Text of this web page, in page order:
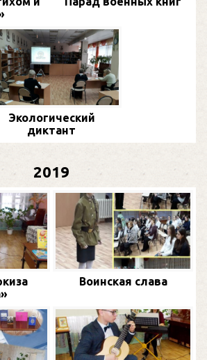
Экологический
диктант
2019
Воинская слава